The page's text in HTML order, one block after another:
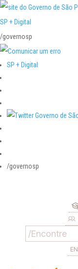
SP + Digital
/governosp
SP + Digital
/governosp
EN